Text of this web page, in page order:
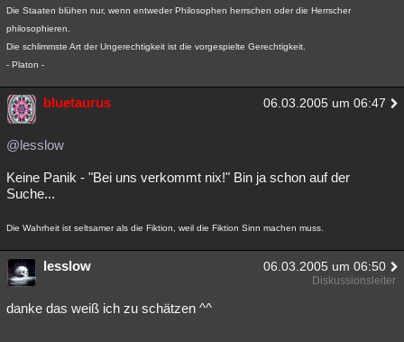
Philosophie Träume Orte Esoterik Literatur
Musik
Übersichten
Besucht Teilgenommen Alle Neue Geschlossen
Die Staaten blühen nur, wenn entweder Philosophen herrschen oder die Herrscher
philosophieren.
Die schlimmste Art der Ungerechtigkeit ist die vorgespielte Gerechtigkeit.
- Platon -
bluetaurus 06.03.2005 um 06:47
@lesslow
Keine Panik - "Bei uns verkommt nix!" Bin ja schon auf der
Suche...
Die Wahrheit ist seltsamer als die Fiktion, weil die Fiktion Sinn machen muss.
lesslow 06.03.2005 um 06:50
Diskussionsleiter
danke das weiß ich zu schätzen ^^